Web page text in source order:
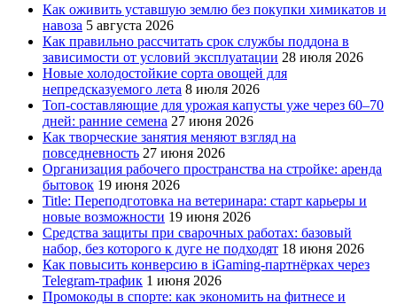
Как оживить уставшую землю без покупки химикатов и
навоза 5 августа 2026
Как правильно рассчитать срок службы поддона в
зависимости от условий эксплуатации 28 июля 2026
Новые холодостойкие сорта овощей для
непредсказуемого лета 8 июля 2026
Топ-составляющие для урожая капусты уже через 60–70
дней: ранние семена 27 июня 2026
Как творческие занятия меняют взгляд на
повседневность 27 июня 2026
Организация рабочего пространства на стройке: аренда
бытовок 19 июня 2026
Title: Переподготовка на ветеринара: старт карьеры и
новые возможности 19 июня 2026
Средства защиты при сварочных работах: базовый
набор, без которого к дуге не подходят 18 июня 2026
Как повысить конверсию в iGaming-партнёрках через
Telegram-трафик 1 июня 2026
Промокоды в спорте: как экономить на фитнесе и